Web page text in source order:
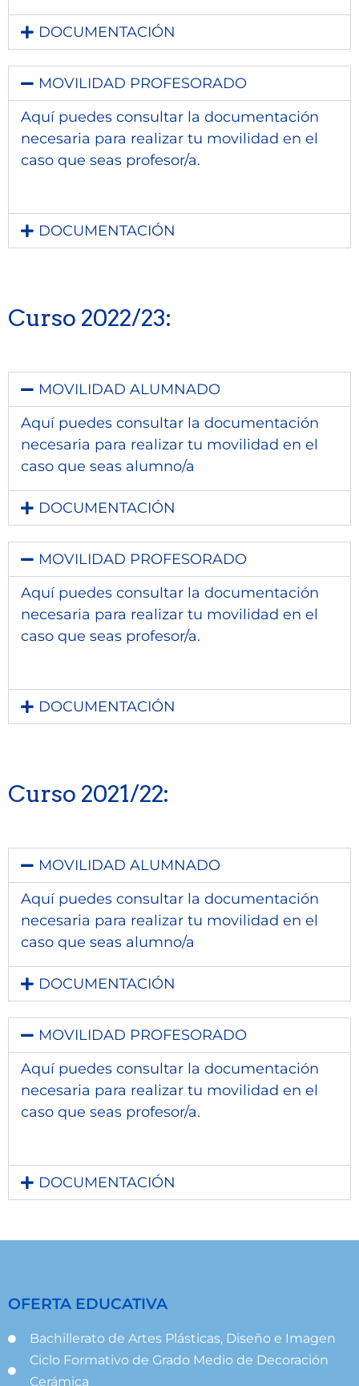
DOCUMENTACIÓN
MOVILIDAD PROFESORADO
Aquí puedes consultar la documentación
necesaria para realizar tu movilidad en el
caso que seas profesor/a.
DOCUMENTACIÓN
Curso 2022/23:
MOVILIDAD ALUMNADO
Aquí puedes consultar la documentación
necesaria para realizar tu movilidad en el
caso que seas alumno/a
DOCUMENTACIÓN
MOVILIDAD PROFESORADO
Aquí puedes consultar la documentación
necesaria para realizar tu movilidad en el
caso que seas profesor/a.
DOCUMENTACIÓN
Curso 2021/22:
MOVILIDAD ALUMNADO
Aquí puedes consultar la documentación
necesaria para realizar tu movilidad en el
caso que seas alumno/a
DOCUMENTACIÓN
MOVILIDAD PROFESORADO
Aquí puedes consultar la documentación
necesaria para realizar tu movilidad en el
caso que seas profesor/a.
DOCUMENTACIÓN
OFERTA EDUCATIVA
Bachillerato de Artes Plásticas, Diseño e Imagen
Ciclo Formativo de Grado Medio de Decoración
Cerámica